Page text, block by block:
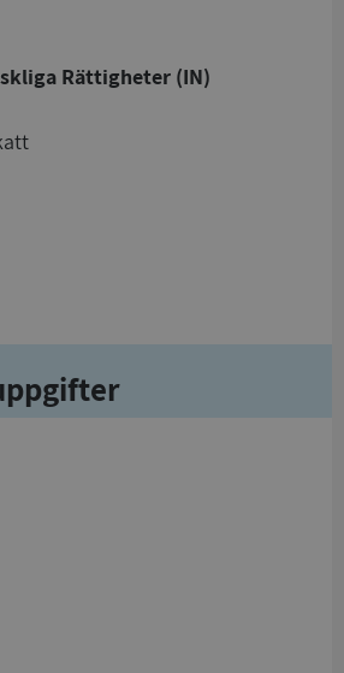
Rättigheter (IN)